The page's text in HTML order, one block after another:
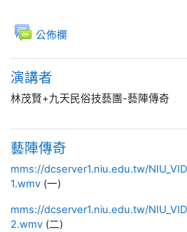
主題大綱
一般公佈欄
討論區
演講者
林茂賢+九天民俗技藝團-藝陣傳奇
藝陣傳奇
mms://dcserver1.niu.edu.tw/
1.wmv (一)
mms://dcserver1.niu.edu.tw/
2.wmv (二)